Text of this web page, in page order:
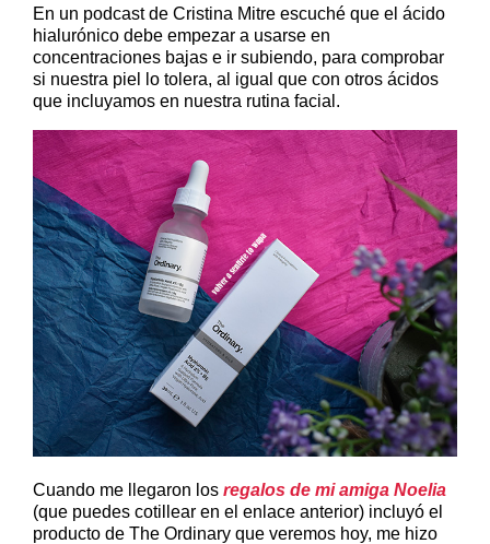
En un podcast de Cristina Mitre escuché que el ácido
hialurónico debe empezar a usarse en
concentraciones bajas e ir subiendo, para comprobar
si nuestra piel lo tolera, al igual que con otros ácidos
que incluyamos en nuestra rutina facial.
Cuando me llegaron los regalos de mi amiga Noelia
(que puedes cotillear en el enlace anterior) incluyó el
producto de The Ordinary que veremos hoy, me hizo